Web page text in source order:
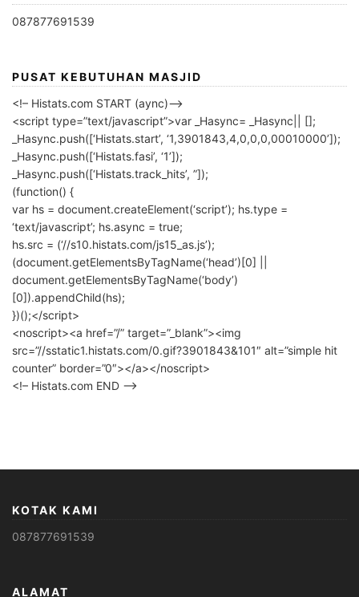
087877691539
PUSAT KEBUTUHAN MASJID
<!– Histats.com START (aync)–>
<script type=”text/javascript”>var _Hasync= _Hasync|| [];
_Hasync.push([‘Histats.start’, ‘1,3901843,4,0,0,0,00010000’]);
_Hasync.push([‘Histats.fasi’, ‘1’]);
_Hasync.push([‘Histats.track_hits’, ”]);
(function() {
var hs = document.createElement(‘script’); hs.type =
‘text/javascript’; hs.async = true;
hs.src = (‘//s10.histats.com/js15_as.js’);
(document.getElementsByTagName(‘head’)[0] ||
document.getElementsByTagName(‘body’)
[0]).appendChild(hs);
})();</script>
<noscript><a href=”/” target=”_blank”><img
src=”//sstatic1.histats.com/0.gif?3901843&101″ alt=”simple hit
counter” border=”0″></a></noscript>
<!– Histats.com END –>
KOTAK KAMI
087877691539
ALAMAT